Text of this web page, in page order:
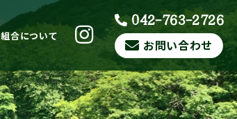
組合について
042-763-2726
お問い合わせ